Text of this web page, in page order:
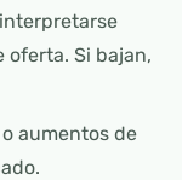
oferta. Si bajan,
aumentos de